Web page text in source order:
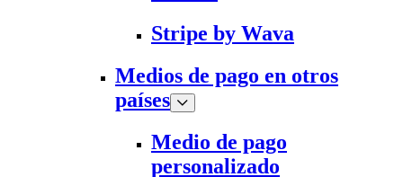
Stripe by Wava
Medios de pago en otros
países
Medio de pago
personalizado